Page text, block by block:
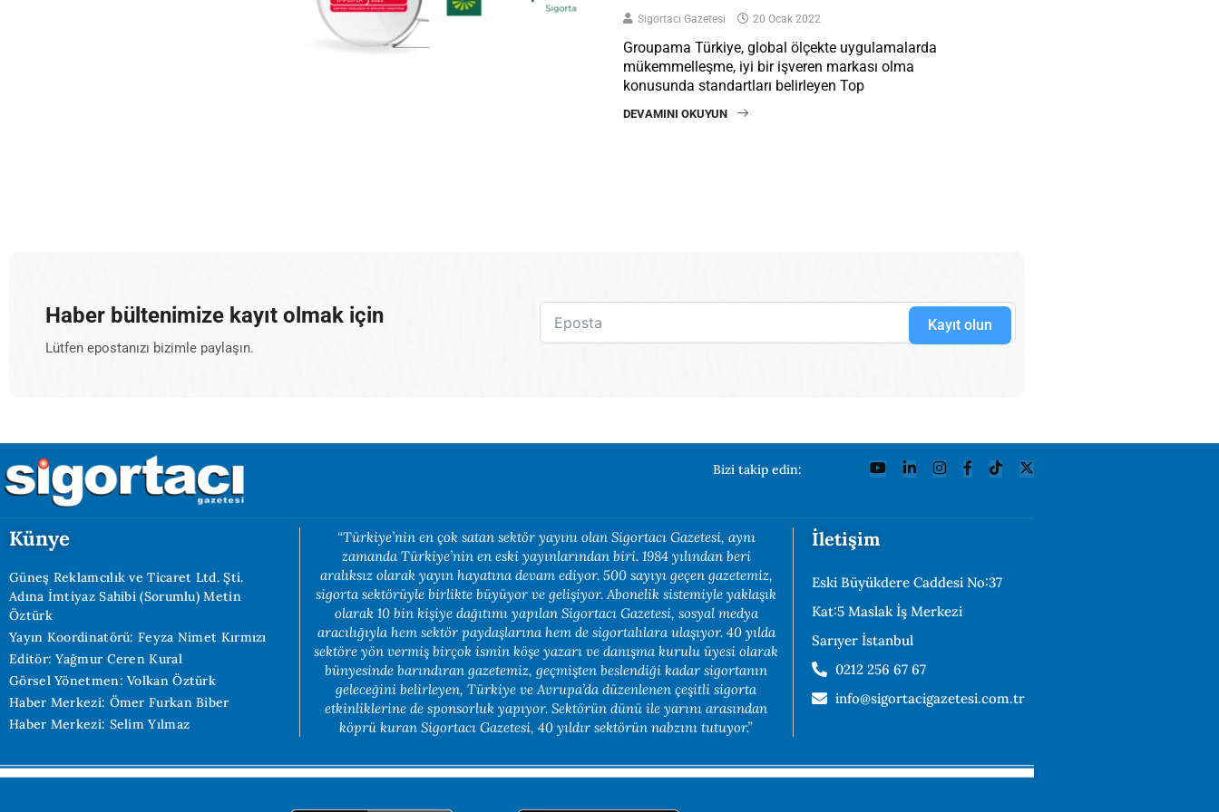
Sigortacı Gazetesi 20 Ocak 2022
Groupama Türkiye, global ölçekte uygulamalarda
mükemmelleşme, iyi bir işveren markası olma
konusunda standartları belirleyen Top
DEVAMINI OKUYUN
Haber bültenimize kayıt olmak için
Lütfen epostanızı bizimle paylaşın.
Kayıt olun
Bizi takip edin:
Künye
Güneş Reklamcılık ve Ticaret Ltd. Şti.
Adına İmtiyaz Sahibi (Sorumlu) Metin
Öztürk
Yayın Koordinatörü: Feyza Nimet Kırmızı
Editör: Yağmur Ceren Kural
Görsel Yönetmen: Volkan Öztürk
Haber Merkezi: Ömer Furkan Biber
Haber Merkezi: Selim Yılmaz
“Türkiye’nin en çok satan sektör yayını olan Sigortacı Gazetesi, aynı
zamanda Türkiye’nin en eski yayınlarından biri. 1984 yılından beri
aralıksız olarak yayın hayatına devam ediyor. 500 sayıyı geçen gazetemiz,
sigorta sektörüyle birlikte büyüyor ve gelişiyor. Abonelik sistemiyle yaklaşık
olarak 10 bin kişiye dağıtımı yapılan Sigortacı Gazetesi, sosyal medya
aracılığıyla hem sektör paydaşlarına hem de sigortalılara ulaşıyor. 40 yılda
sektöre yön vermiş birçok ismin köşe yazarı ve danışma kurulu üyesi olarak
bünyesinde barındıran gazetemiz, geçmişten beslendiği kadar sigortanın
geleceğini belirleyen, Türkiye ve Avrupa’da düzenlenen çeşitli sigorta
etkinliklerine de sponsorluk yapıyor. Sektörün dünü ile yarını arasından
köprü kuran Sigortacı Gazetesi, 40 yıldır sektörün nabzını tutuyor.”
İletişim
Eski Büyükdere Caddesi No:37
Kat:5 Maslak İş Merkezi
Sarıyer İstanbul
0212 256 67 67
info@sigortacigazetesi.com.tr